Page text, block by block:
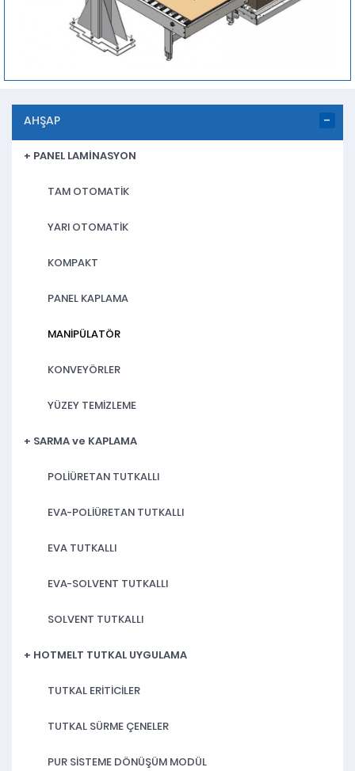
AHŞAP
+ PANEL LAMİNASYON
TAM OTOMATİK
YARI OTOMATİK
KOMPAKT
PANEL KAPLAMA
MANİPÜLATÖR
KONVEYÖRLER
YÜZEY TEMİZLEME
+ SARMA ve KAPLAMA
POLİÜRETAN TUTKALLI
EVA-POLİÜRETAN TUTKALLI
EVA TUTKALLI
EVA-SOLVENT TUTKALLI
SOLVENT TUTKALLI
+ HOTMELT TUTKAL UYGULAMA
TUTKAL ERİTİCİLER
TUTKAL SÜRME ÇENELER
PUR SİSTEME DÖNÜŞÜM MODÜL